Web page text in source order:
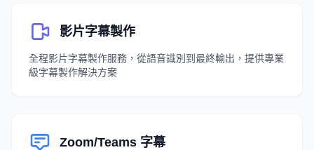
影片字幕製作
全程影片字幕製作服務，從語音識別到最終輸出，提供專業
級字幕製作解決方案
Zoom/Teams 字幕